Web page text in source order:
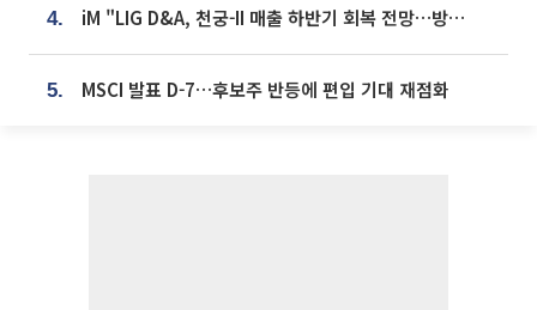
4. iM "LIG D&A, 천궁-II 매출 하반기 회복 전망…방산 톱픽 유지"
5. MSCI 발표 D-7…후보주 반등에 편입 기대 재점화